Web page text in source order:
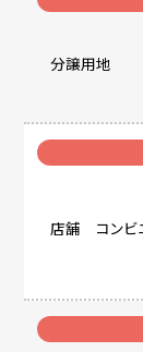
分譲用地
店舗 コンビ